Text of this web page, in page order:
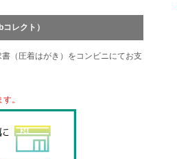
レクト）
（圧着はがき）をコンビニにてお支
。